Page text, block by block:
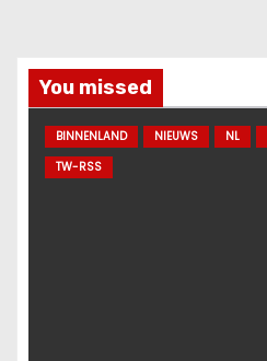
You missed
BINNENLAND NIEUWS NL
TW-RSS